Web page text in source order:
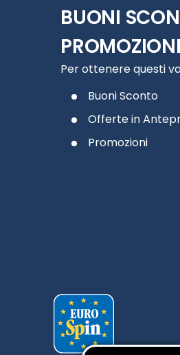
BUONI
PROMOZIONI
Per ottenere questi
Buoni Sconto
Offerte in
Promozioni